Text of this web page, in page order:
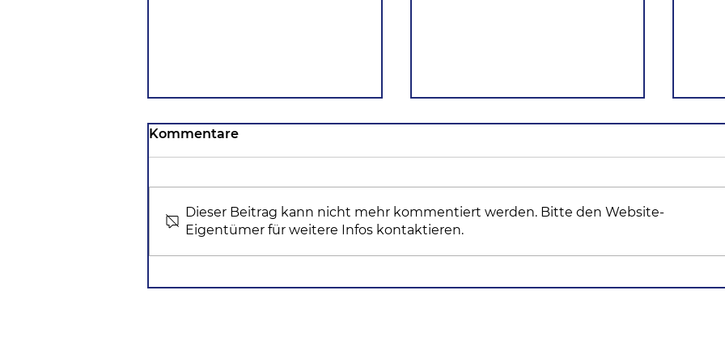
Wenn KI die Reise plant:
Tourismusdestinationen
Im Rückblick: Darum
Ausgabe von Compass &
Kommentare
Dieser Beitrag kann nicht mehr kommentiert werden. Bitte den Website-
Eigentümer für weitere Infos kontaktieren.